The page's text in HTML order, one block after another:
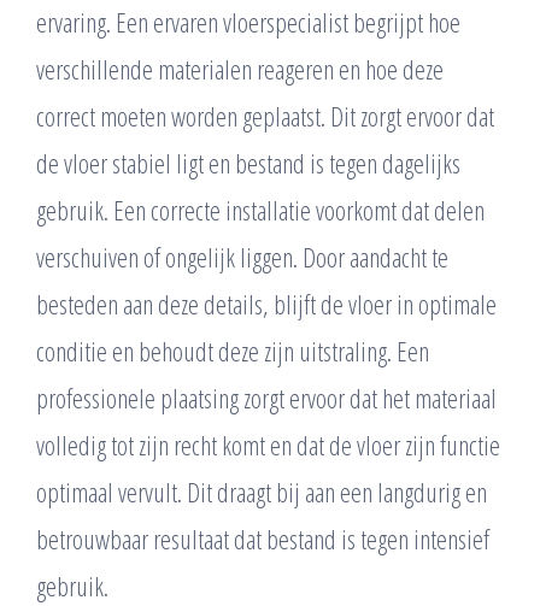
ervaring. Een ervaren vloerspecialist begrijpt hoe
verschillende materialen reageren en hoe deze
correct moeten worden geplaatst. Dit zorgt ervoor dat
de vloer stabiel ligt en bestand is tegen dagelijks
gebruik. Een correcte installatie voorkomt dat delen
verschuiven of ongelijk liggen. Door aandacht te
besteden aan deze details, blijft de vloer in optimale
conditie en behoudt deze zijn uitstraling. Een
professionele plaatsing zorgt ervoor dat het materiaal
volledig tot zijn recht komt en dat de vloer zijn functie
optimaal vervult. Dit draagt bij aan een langdurig en
betrouwbaar resultaat dat bestand is tegen intensief
gebruik.